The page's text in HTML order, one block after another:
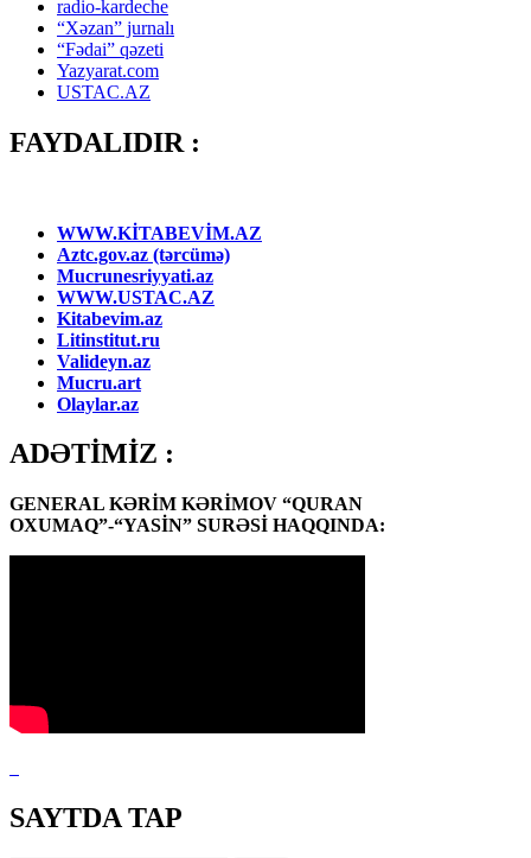
radio-kardeche
“Xəzan” jurnalı
“Fədai” qəzeti
Yazyarat.com
USTAC.AZ
FAYDALIDIR :
WWW.KİTABEVİM.AZ
Aztc.gov.az (tərcümə)
Mucrunesriyyati.az
WWW.USTAC.AZ
Kitabevim.az
Litinstitut.ru
Valideyn.az
Mucru.art
Olaylar.az
ADƏTİMİZ :
GENERAL KƏRİM KƏRİMOV “QURAN
OXUMAQ”-“YASİN” SURƏSİ HAQQINDA:
SAYTDA TAP